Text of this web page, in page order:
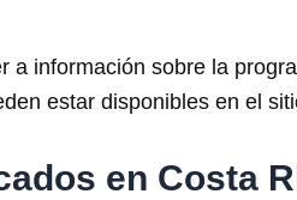
información sobre la
estar disponibles en el
en Costa